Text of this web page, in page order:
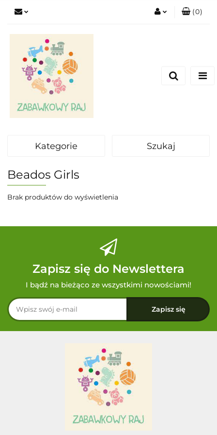
(0)
Kategorie Szukaj
Beados Girls
Brak produktów do wyświetlenia
Zapisz się do Newslettera
I bądź na bieżąco ze wszystkimi nowościami!